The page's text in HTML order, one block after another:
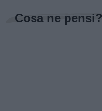
Cosa ne pensi?